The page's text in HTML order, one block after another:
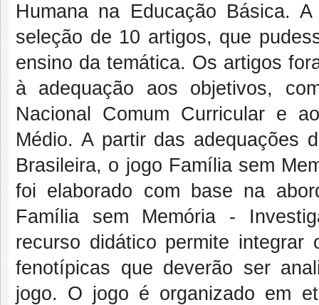
Humana na Educação Básica.
seleção de 10 artigos, que
ensino da temática. Os artigos
à adequação aos objetivos,
Nacional Comum Curricular e
Médio. A partir das adequações
Brasileira, o jogo Família sem
foi elaborado com base na
Família sem Memória -
recurso didático permite integrar
fenotípicas que deverão ser
jogo. O jogo é organizado em